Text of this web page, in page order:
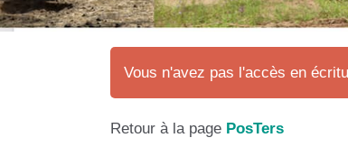
Vous n'avez pas l'accès en
Retour à la page PosTers